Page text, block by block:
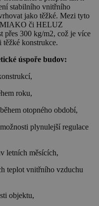
stabilního vnitřního
jako těžké. Mezi tyto
MIAKO či HELUZ
přes 300 kg/m2, což je více
konstrukce.
úspoře budov:
roku,
otopného období,
plynulejší regulace
letních měsících,
teplot vnitřního vzduchu
objektu,